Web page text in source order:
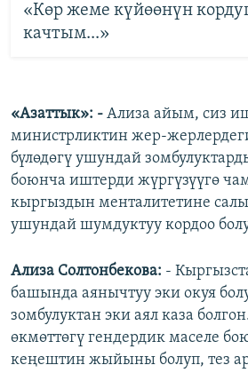
«Көр жеме күйөөнүн
качтым...»
«Азаттык»: - Ализа айым, сиз
министрликтин жер-
бүлөдөгү ушундай
боюнча иштерди жүргүзүүгө
кыргыздын менталитетине
ушундай шумдуктуу кордоо
Ализа Солтонбекова: -
башында аянычтуу эки окуя
зомбулуктан эки аял каза
өкмөттөгү гендердик маселе
кеңештин жыйыны болуп, тез